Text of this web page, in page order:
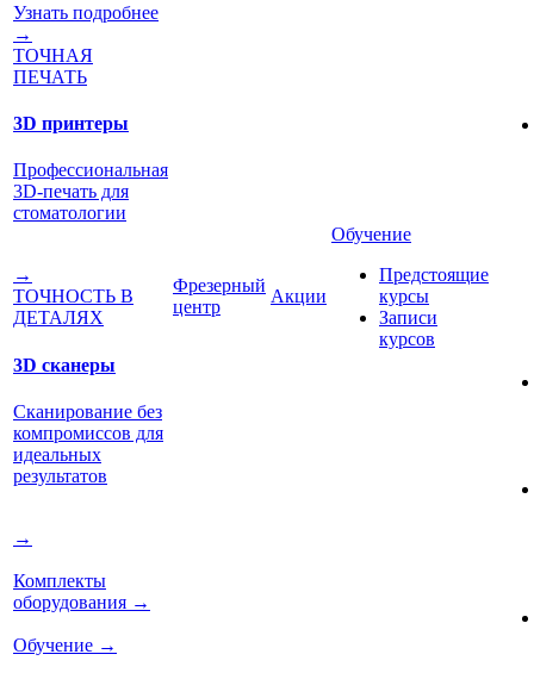
Узнать подробнее
→
ТОЧНАЯ
ПЕЧАТЬ
3D принтеры
Профессиональная
3D-печать для
стоматологии
→
ТОЧНОСТЬ В
ДЕТАЛЯХ
3D сканеры
Сканирование без
компромиссов для
идеальных
результатов
→
Комплекты
оборудования →
Обучение →
Фрезерный
центр
Акции
Обучение
Предстоящие
курсы
Записи
курсов